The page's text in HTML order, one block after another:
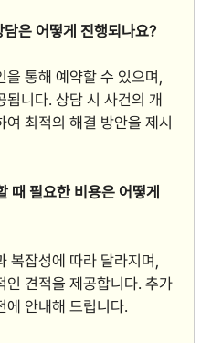
은 어떻게 진행되나요?
통해 예약할 수 있으며,
니다. 상담 시 사건의 개
최적의 해결 방안을 제시
때 필요한 비용은 어떻게
복잡성에 따라 달라지며,
인 견적을 제공합니다. 추가
에 안내해 드립니다.